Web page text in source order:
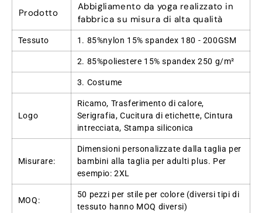
Prodotto
Abbigliamento da yoga realizzato in
fabbrica su misura di alta qualità
Tessuto 1. 85%nylon 15% spandex 180 - 200GSM
2. 85%poliestere 15% spandex 250 g/m²
3. Costume
Logo
Ricamo, Trasferimento di calore,
Serigrafia, Cucitura di etichette, Cintura
intrecciata, Stampa siliconica
Misurare:
Dimensioni personalizzate dalla taglia per
bambini alla taglia per adulti plus. Per
esempio: 2XL
MOQ:
50 pezzi per stile per colore (diversi tipi di
tessuto hanno MOQ diversi)